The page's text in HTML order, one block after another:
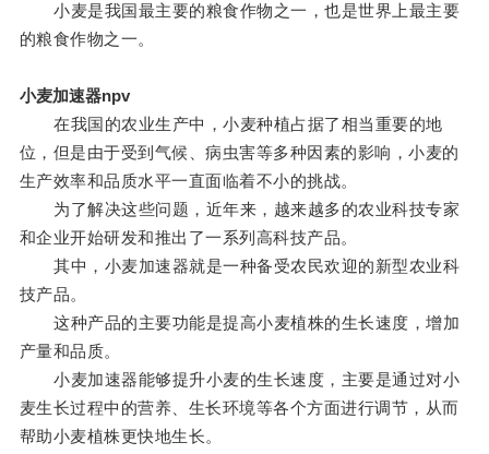
小麦是我国最主要的粮食作物之一，也是世界上最主要
的粮食作物之一。
小麦加速器npv
在我国的农业生产中，小麦种植占据了相当重要的地
位，但是由于受到气候、病虫害等多种因素的影响，小麦的
生产效率和品质水平一直面临着不小的挑战。
为了解决这些问题，近年来，越来越多的农业科技专家
和企业开始研发和推出了一系列高科技产品。
其中，小麦加速器就是一种备受农民欢迎的新型农业科
技产品。
这种产品的主要功能是提高小麦植株的生长速度，增加
产量和品质。
小麦加速器能够提升小麦的生长速度，主要是通过对小
麦生长过程中的营养、生长环境等各个方面进行调节，从而
帮助小麦植株更快地生长。